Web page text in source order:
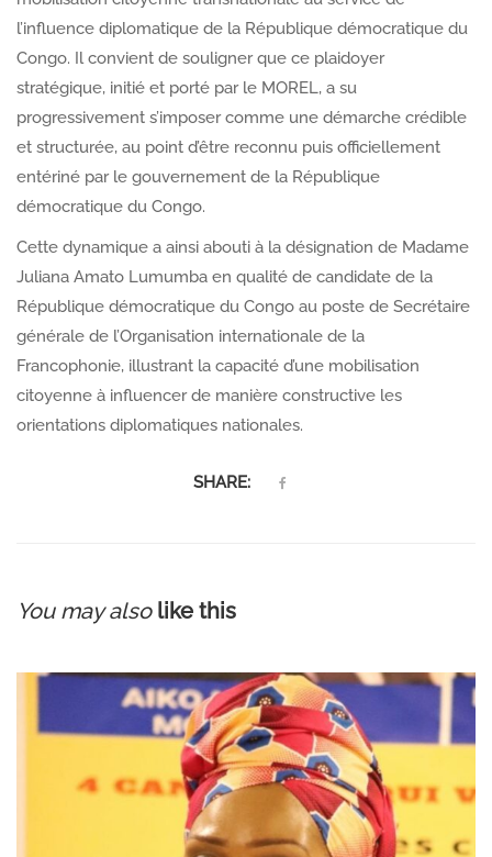
l’influence diplomatique de la République démocratique du
Congo. Il convient de souligner que ce plaidoyer
stratégique, initié et porté par le MOREL, a su
progressivement s’imposer comme une démarche crédible
et structurée, au point d’être reconnu puis officiellement
entériné par le gouvernement de la République
démocratique du Congo.
Cette dynamique a ainsi abouti à la désignation de Madame
Juliana Amato Lumumba en qualité de candidate de la
République démocratique du Congo au poste de Secrétaire
générale de l’Organisation internationale de la
Francophonie, illustrant la capacité d’une mobilisation
citoyenne à influencer de manière constructive les
orientations diplomatiques nationales.
SHARE:
You may also like this